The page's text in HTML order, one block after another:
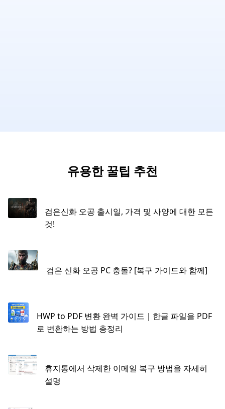
유용한 꿀팁 추천
검은신화 오공 출시일, 가격 및 사양에 대한 모든
것!
검은 신화 오공 PC 충돌? [복구 가이드와 함께]
HWP to PDF 변환 완벽 가이드｜한글 파일을 PDF
로 변환하는 방법 총정리
휴지통에서 삭제한 이메일 복구 방법을 자세히
설명